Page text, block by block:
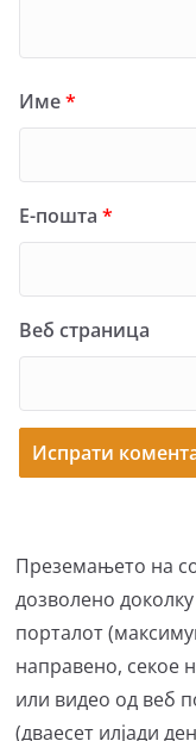
Име*
Е-пошта *
Веб страница
Преземањето на
дозволено
порталот
направено, секое
или видео од веб
(дваесет илјади